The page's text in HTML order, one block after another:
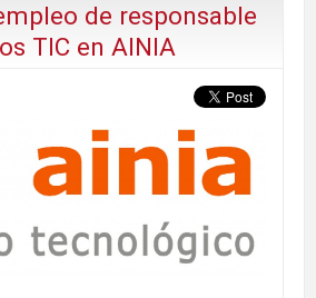
de responsable
TIC en AINIA